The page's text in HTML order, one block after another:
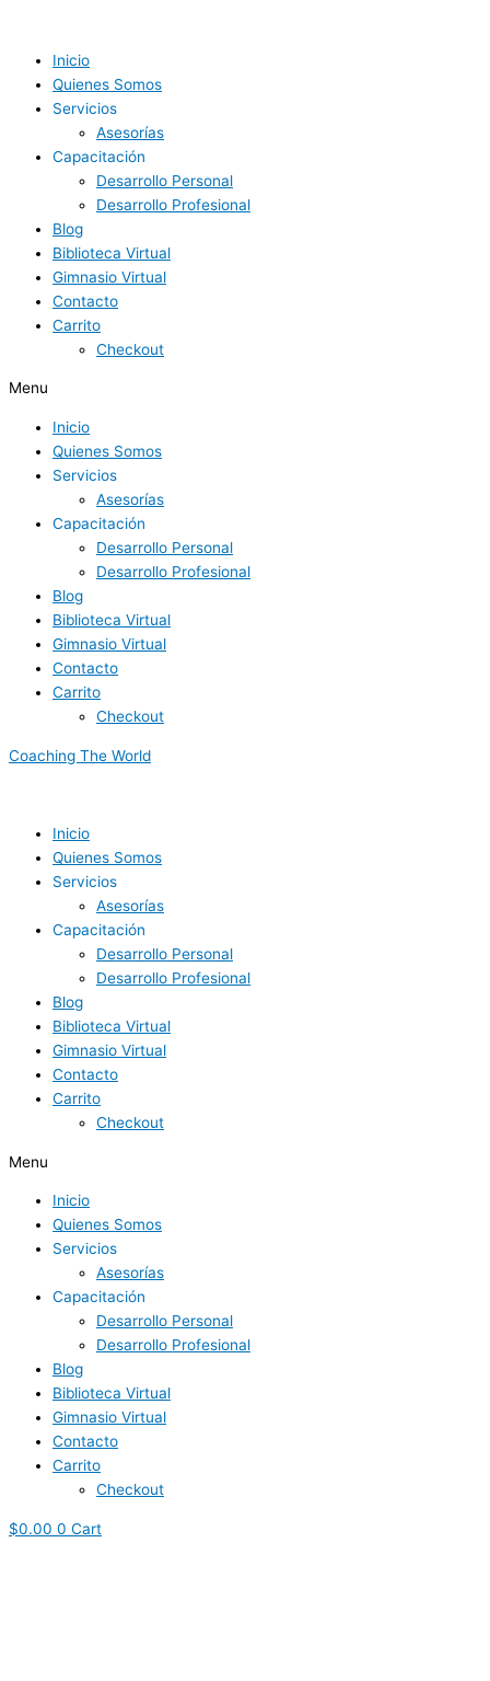
contenido
Inicio
Quienes Somos
Servicios
Asesorías
Capacitación
Desarrollo Personal
Desarrollo Profesional
Blog
Biblioteca Virtual
Gimnasio Virtual
Contacto
Carrito
Checkout
Menu
Inicio
Quienes Somos
Servicios
Asesorías
Capacitación
Desarrollo Personal
Desarrollo Profesional
Blog
Biblioteca Virtual
Gimnasio Virtual
Contacto
Carrito
Checkout
Coaching The World
Inicio
Quienes Somos
Servicios
Asesorías
Capacitación
Desarrollo Personal
Desarrollo Profesional
Blog
Biblioteca Virtual
Gimnasio Virtual
Contacto
Carrito
Checkout
Menu
Inicio
Quienes Somos
Servicios
Asesorías
Capacitación
Desarrollo Personal
Desarrollo Profesional
Blog
Biblioteca Virtual
Gimnasio Virtual
Contacto
Carrito
Checkout
$0.00 0 Cart
línea:
oportunidad
entrenadores
deportivos.